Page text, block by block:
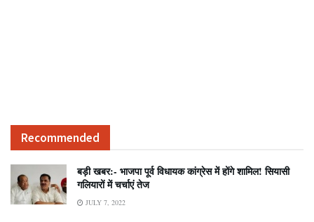
Recommended
बड़ी खबर:- भाजपा पूर्व विधायक कांग्रेस में होंगे शामिल! सियासी
गलियारों में चर्चाएं तेज
JULY 7, 2022